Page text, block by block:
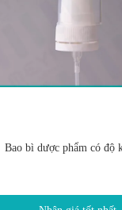
Bao bì dược phẩm có độ